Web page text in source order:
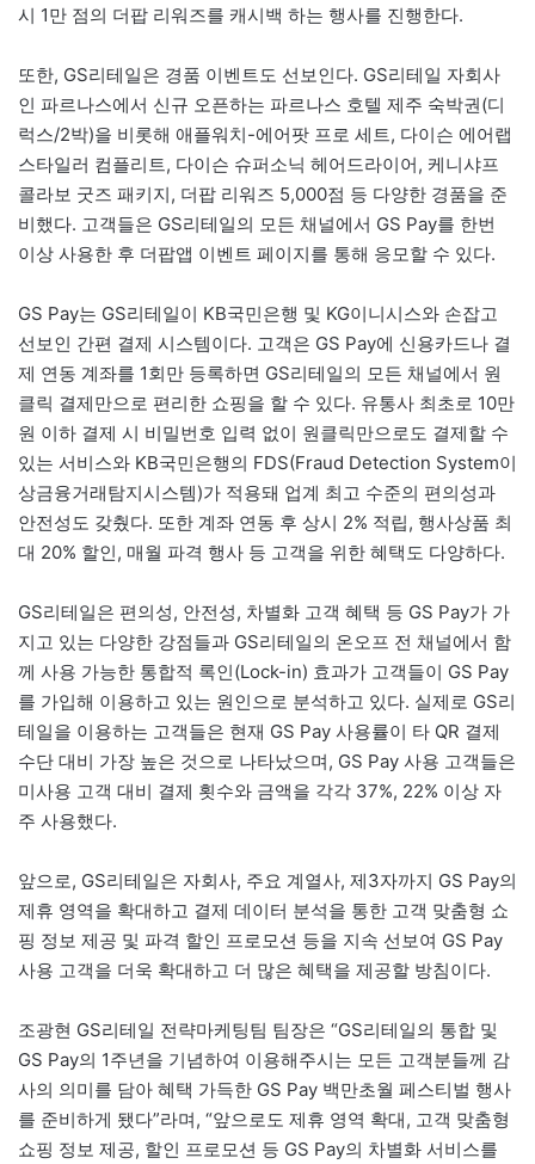
시 1만 점의 더팝 리워즈를 캐시백 하는 행사를 진행한다.
또한, GS리테일은 경품 이벤트도 선보인다. GS리테일 자회사
인 파르나스에서 신규 오픈하는 파르나스 호텔 제주 숙박권(디
럭스/2박)을 비롯해 애플워치-에어팟 프로 세트, 다이슨 에어랩
스타일러 컴플리트, 다이슨 슈퍼소닉 헤어드라이어, 케니샤프
콜라보 굿즈 패키지, 더팝 리워즈 5,000점 등 다양한 경품을 준
비했다. 고객들은 GS리테일의 모든 채널에서 GS Pay를 한번
이상 사용한 후 더팝앱 이벤트 페이지를 통해 응모할 수 있다.
GS Pay는 GS리테일이 KB국민은행 및 KG이니시스와 손잡고
선보인 간편 결제 시스템이다. 고객은 GS Pay에 신용카드나 결
제 연동 계좌를 1회만 등록하면 GS리테일의 모든 채널에서 원
클릭 결제만으로 편리한 쇼핑을 할 수 있다. 유통사 최초로 10만
원 이하 결제 시 비밀번호 입력 없이 원클릭만으로도 결제할 수
있는 서비스와 KB국민은행의 FDS(Fraud Detection System이
상금융거래탐지시스템)가 적용돼 업계 최고 수준의 편의성과
안전성도 갖췄다. 또한 계좌 연동 후 상시 2% 적립, 행사상품 최
대 20% 할인, 매월 파격 행사 등 고객을 위한 혜택도 다양하다.
GS리테일은 편의성, 안전성, 차별화 고객 혜택 등 GS Pay가 가
지고 있는 다양한 강점들과 GS리테일의 온오프 전 채널에서 함
께 사용 가능한 통합적 록인(Lock-in) 효과가 고객들이 GS Pay
를 가입해 이용하고 있는 원인으로 분석하고 있다. 실제로 GS리
테일을 이용하는 고객들은 현재 GS Pay 사용률이 타 QR 결제
수단 대비 가장 높은 것으로 나타났으며, GS Pay 사용 고객들은
미사용 고객 대비 결제 횟수와 금액을 각각 37%, 22% 이상 자
주 사용했다.
앞으로, GS리테일은 자회사, 주요 계열사, 제3자까지 GS Pay의
제휴 영역을 확대하고 결제 데이터 분석을 통한 고객 맞춤형 쇼
핑 정보 제공 및 파격 할인 프로모션 등을 지속 선보여 GS Pay
사용 고객을 더욱 확대하고 더 많은 혜택을 제공할 방침이다.
조광현 GS리테일 전략마케팅팀 팀장은 “GS리테일의 통합 및
GS Pay의 1주년을 기념하여 이용해주시는 모든 고객분들께 감
사의 의미를 담아 혜택 가득한 GS Pay 백만초월 페스티벌 행사
를 준비하게 됐다”라며, “앞으로도 제휴 영역 확대, 고객 맞춤형
쇼핑 정보 제공, 할인 프로모션 등 GS Pay의 차별화 서비스를